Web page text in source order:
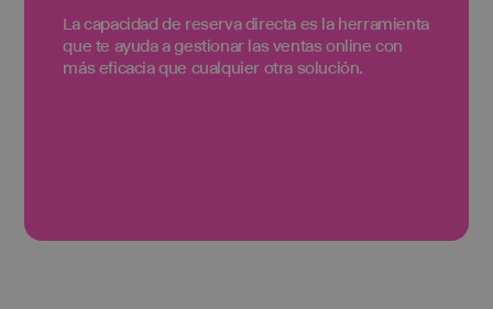
La capacidad de reserva directa es la herramienta
que te ayuda a gestionar las ventas online con
más eficacia que cualquier otra solución.